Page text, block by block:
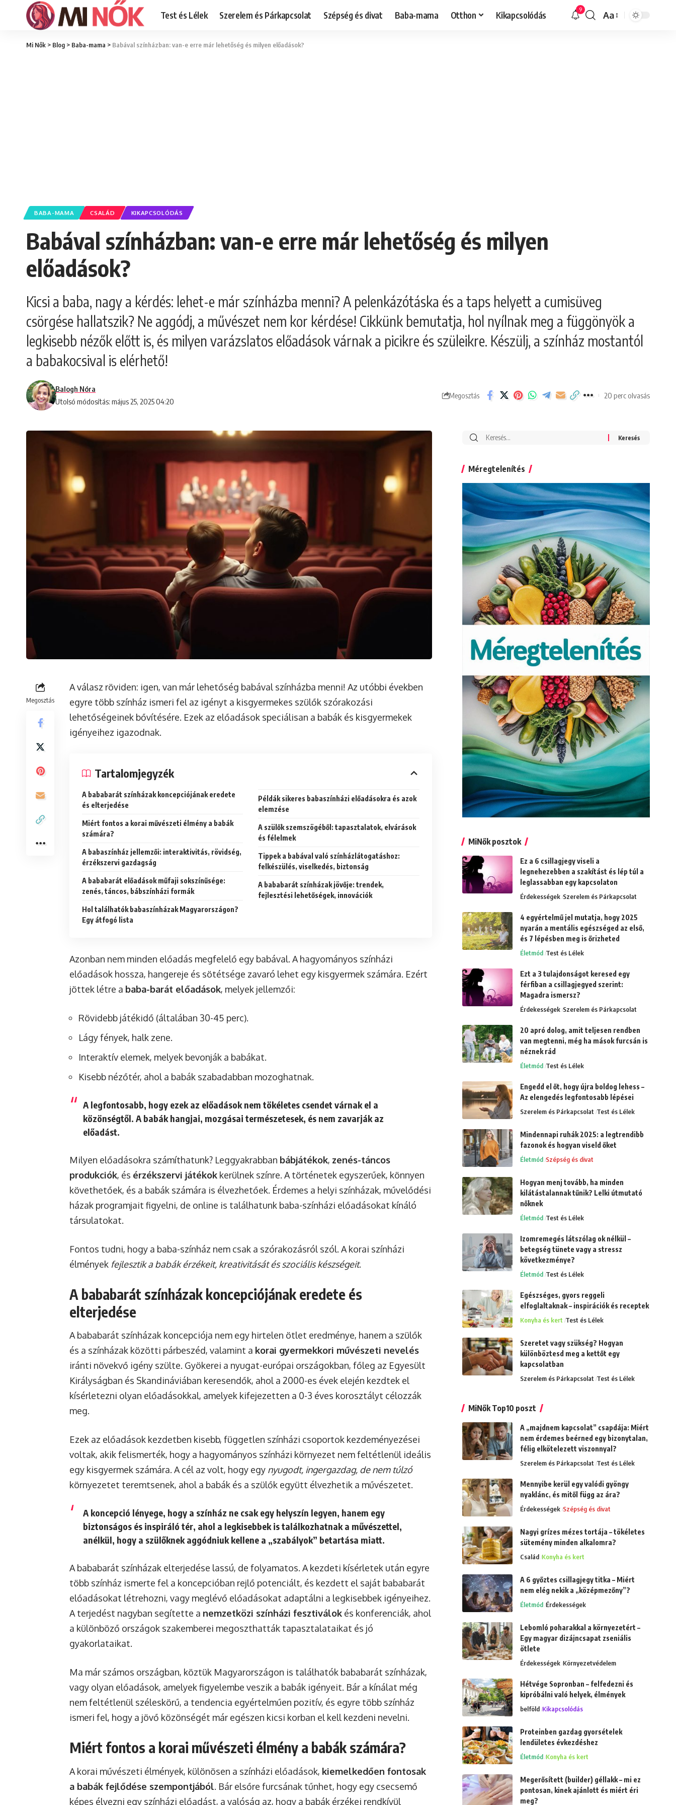
Test és Lélek Szerelem és Párkapcsolat Szépség és divat Baba-mama Otthon Kikapcsolódás 9
Font
Aa
Mi Nők > Blog > Baba-mama > Babával színházban: van-e erre már lehetőség és milyen előadások?
BABA-MAMA CSALÁD KIKAPCSOLÓDÁS
Babával színházban: van-e erre már lehetőség és milyen
előadások?
Kicsi a baba, nagy a kérdés: lehet-e már színházba menni? A pelenkázótáska és a taps helyett a cumisüveg
csörgése hallatszik? Ne aggódj, a művészet nem kor kérdése! Cikkünk bemutatja, hol nyílnak meg a függönyök a
legkisebb nézők előtt is, és milyen varázslatos előadások várnak a picikre és szüleikre. Készülj, a színház mostantól
a babakocsival is elérhető!
Utolsó módosítás: május 25, 2025 04:20
Balogh Nóra
Megosztás 20 perc olvasás
Megosztás
A válasz röviden: igen, van már lehetőség babával színházba menni! Az utóbbi években
egyre több színház ismeri fel az igényt a kisgyermekes szülők szórakozási
lehetőségeinek bővítésére. Ezek az előadások speciálisan a babák és kisgyermekek
igényeihez igazodnak.
Tartalomjegyzék
A bababarát színházak koncepciójának eredete
és elterjedése
Miért fontos a korai művészeti élmény a babák
számára?
A babaszínház jellemzői: interaktivitás, rövidség,
érzékszervi gazdagság
A bababarát előadások műfaji sokszínűsége:
zenés, táncos, bábszínházi formák
Hol találhatók babaszínházak Magyarországon?
Egy átfogó lista
Példák sikeres babaszínházi előadásokra és azok
elemzése
A szülők szemszögéből: tapasztalatok, elvárások
és félelmek
Tippek a babával való színházlátogatáshoz:
felkészülés, viselkedés, biztonság
A bababarát színházak jövője: trendek,
fejlesztési lehetőségek, innovációk
Azonban nem minden előadás megfelelő egy babával. A hagyományos színházi
előadások hossza, hangereje és sötétsége zavaró lehet egy kisgyermek számára. Ezért
jöttek létre a baba-barát előadások, melyek jellemzői:
Rövidebb játékidő (általában 30-45 perc).
Lágy fények, halk zene.
Interaktív elemek, melyek bevonják a babákat.
Kisebb nézőtér, ahol a babák szabadabban mozoghatnak.
A legfontosabb, hogy ezek az előadások nem tökéletes csendet várnak el a
közönségtől. A babák hangjai, mozgásai természetesek, és nem zavarják az
előadást.
Milyen előadásokra számíthatunk? Leggyakrabban bábjátékok, zenés-táncos
produkciók, és érzékszervi játékok kerülnek színre. A történetek egyszerűek, könnyen
követhetőek, és a babák számára is élvezhetőek. Érdemes a helyi színházak, művelődési
házak programjait figyelni, de online is találhatunk baba-színházi előadásokat kínáló
társulatokat.
Fontos tudni, hogy a baba-színház nem csak a szórakozásról szól. A korai színházi
élmények fejlesztik a babák érzékeit, kreativitását és szociális készségeit.
A bababarát színházak koncepciójának eredete és
elterjedése
A bababarát színházak koncepciója nem egy hirtelen ötlet eredménye, hanem a szülők
és a színházak közötti párbeszéd, valamint a korai gyermekkori művészeti nevelés
iránti növekvő igény szülte. Gyökerei a nyugat-európai országokban, főleg az Egyesült
Királyságban és Skandináviában keresendők, ahol a 2000-es évek elején kezdtek el
kísérletezni olyan előadásokkal, amelyek kifejezetten a 0-3 éves korosztályt célozzák
meg.
Ezek az előadások kezdetben kisebb, független színházi csoportok kezdeményezései
voltak, akik felismerték, hogy a hagyományos színházi környezet nem feltétlenül ideális
egy kisgyermek számára. A cél az volt, hogy egy nyugodt, ingergazdag, de nem túlzó
környezetet teremtsenek, ahol a babák és a szülők együtt élvezhetik a művészetet.
A koncepció lényege, hogy a színház ne csak egy helyszín legyen, hanem egy
biztonságos és inspiráló tér, ahol a legkisebbek is találkozhatnak a művészettel,
anélkül, hogy a szülőknek aggódniuk kellene a „szabályok” betartása miatt.
A bababarát színházak elterjedése lassú, de folyamatos. A kezdeti kísérletek után egyre
több színház ismerte fel a koncepcióban rejlő potenciált, és kezdett el saját bababarát
előadásokat létrehozni, vagy meglévő előadásokat adaptálni a legkisebbek igényeihez.
A terjedést nagyban segítette a nemzetközi színházi fesztiválok és konferenciák, ahol
a különböző országok szakemberei megoszthatták tapasztalataikat és jó
gyakorlataikat.
Ma már számos országban, köztük Magyarországon is találhatók bababarát színházak,
vagy olyan előadások, amelyek figyelembe veszik a babák igényeit. Bár a kínálat még
nem feltétlenül széleskörű, a tendencia egyértelműen pozitív, és egyre több színház
ismeri fel, hogy a jövő közönségét már egészen kicsi korban el kell kezdeni nevelni.
Miért fontos a korai művészeti élmény a babák számára?
A korai művészeti élmények, különösen a színházi előadások, kiemelkedően fontosak
a babák fejlődése szempontjából. Bár elsőre furcsának tűnhet, hogy egy csecsemő
képes élvezni egy színházi előadást, a valóság az, hogy a babák érzékei rendkívül
Search
Méregtelenítés
MiNők posztok
Ez a 6 csillagjegy viseli a
legnehezebben a szakítást és lép túl a
leglassabban egy kapcsolaton
Érdekességek Szerelem és Párkapcsolat
4 egyértelmű jel mutatja, hogy 2025
nyarán a mentális egészséged az első,
és 7 lépésben meg is őrizheted
Életmód Test és Lélek
Ezt a 3 tulajdonságot keresed egy
férfiban a csillagjegyed szerint:
Magadra ismersz?
Érdekességek Szerelem és Párkapcsolat
20 apró dolog, amit teljesen rendben
van megtenni, még ha mások furcsán is
néznek rád
Életmód Test és Lélek
Engedd el őt, hogy újra boldog lehess –
Az elengedés legfontosabb lépései
Szerelem és Párkapcsolat Test és Lélek
Mindennapi ruhák 2025: a legtrendibb
fazonok és hogyan viseld őket
Életmód Szépség és divat
Hogyan menj tovább, ha minden
kilátástalannak tűnik? Lelki útmutató
nőknek
Életmód Test és Lélek
Izomremegés látszólag ok nélkül –
betegség tünete vagy a stressz
következménye?
Életmód Test és Lélek
Egészséges, gyors reggeli
elfoglaltaknak – inspirációk és receptek
Konyha és kert Test és Lélek
Szeretet vagy szükség? Hogyan
különböztesd meg a kettőt egy
kapcsolatban
Szerelem és Párkapcsolat Test és Lélek
MiNők Top10 poszt
A „majdnem kapcsolat” csapdája: Miért
nem érdemes beérned egy bizonytalan,
félig elkötelezett viszonnyal?
Szerelem és Párkapcsolat Test és Lélek
Mennyibe kerül egy valódi gyöngy
nyaklánc, és mitől függ az ára?
Érdekességek Szépség és divat
Nagyi grízes mézes tortája – tökéletes
sütemény minden alkalomra?
Család Konyha és kert
A 6 győztes csillagjegy titka – Miért
nem elég nekik a „középmezőny”?
Életmód Érdekességek
Lebomló poharakkal a környezetért –
Egy magyar dizájncsapat zseniális
ötlete
Érdekességek Környezetvédelem
Hétvége Sopronban – felfedezni és
kipróbálni való helyek, élmények
belföld Kikapcsolódás
Proteinben gazdag gyorsételek
lendületes évkezdéshez
Életmód Konyha és kert
Megerősített (builder) géllakk – mi ez
pontosan, kinek ajánlott és miért éri
meg?